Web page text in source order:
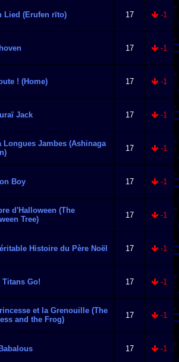
Lied (Erufen rīto) 17 -1
17 -1
! (Home) 17 -1
Jack 17 -1
Longues Jambes (Ashinaga
17 -1
Boy 17 -1
d'Halloween (The
Tree)
17 -1
Histoire du Père Noël 17 -1
Titans Go! 17 -1
et la Grenouille (The
and the Frog)
17 -1
17 -1